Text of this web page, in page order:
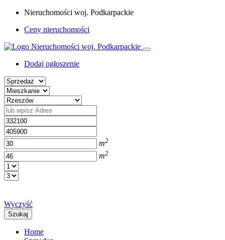
Nieruchomości woj. Podkarpackie
Ceny nieruchomości
Dodaj ogłoszenie
m2
m2
Wyczyść
Szukaj
Home